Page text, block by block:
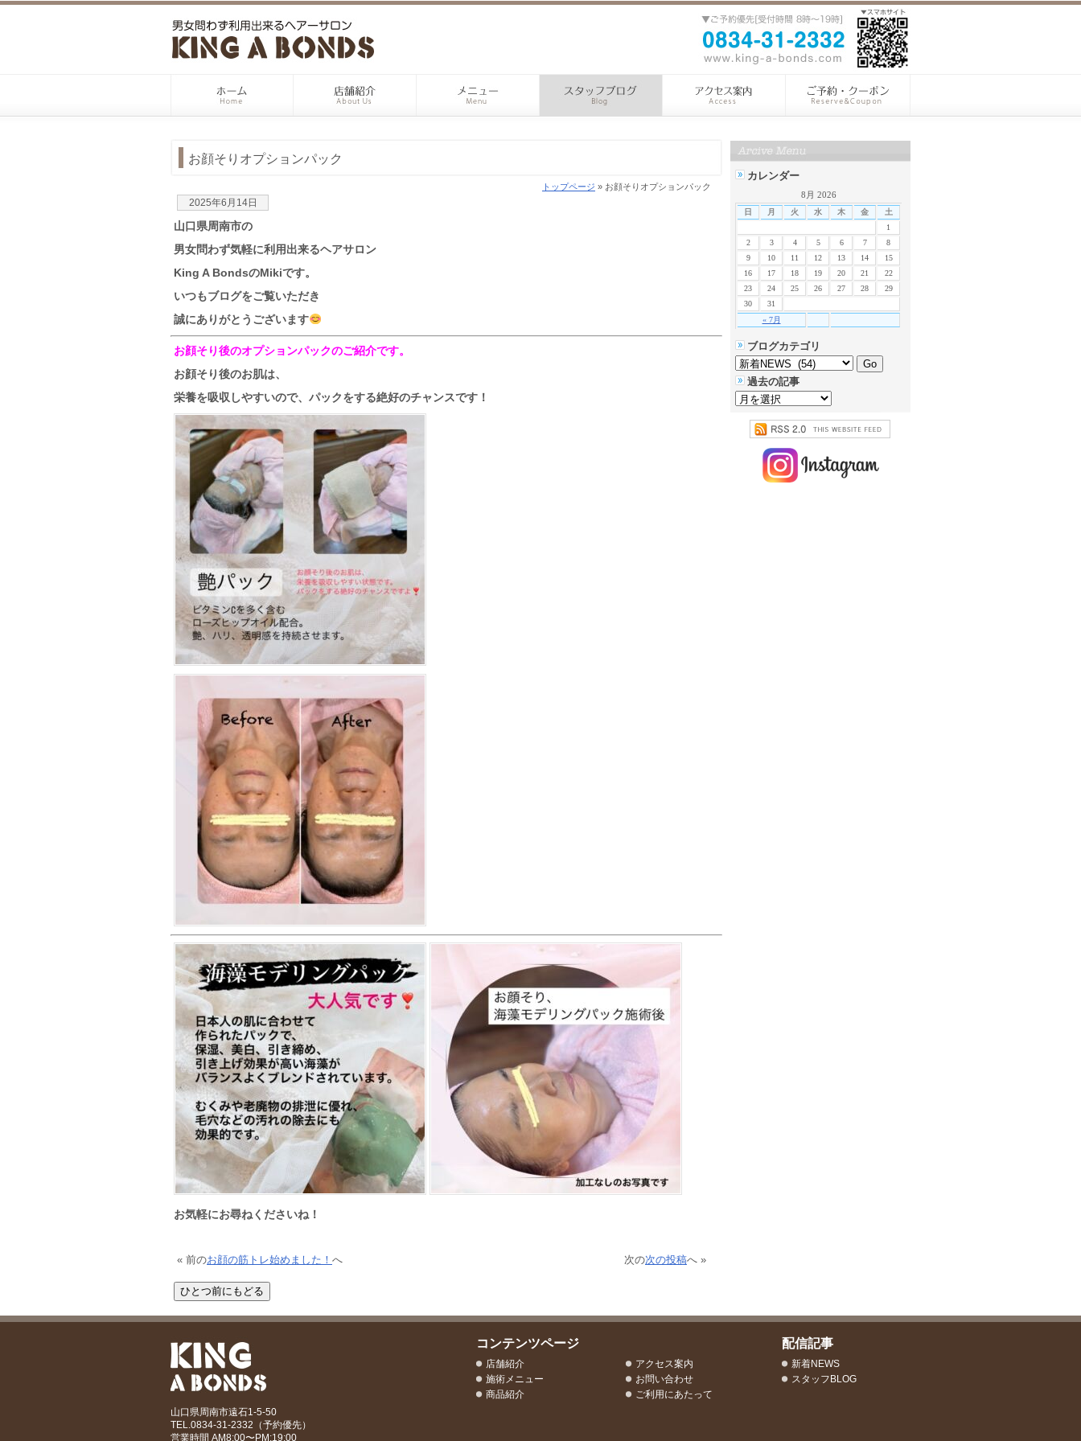
カレンダー
8月 2026
日 月 火 水 木 金 土
« 7月
1
2
3 4 5 6 7
8
9
10 11 12 13 14
15
16
17 18 19 20 21
22
23
24 25 26 27 28
29
30
31
ブログカテゴリ
過去の記事
お顔そりオプションパック
トップページ » お顔そりオプションパック
2025年6月14日
山口県周南市の
男女問わず気軽に利用出来るヘアサロン
King A BondsのMikiです。
いつもブログをご覧いただき
誠にありがとうございます
お顔そり後のオプションパックのご紹介です。
お顔そり後のお肌は、
栄養を吸収しやすいので、パックをする絶好のチャンスです！
お気軽にお尋ねくださいね！
« 前のお顔の筋トレ始めました！ へ 次の次の投稿へ »
山口県周南市遠石1-5-50
TEL.0834-31-2332（予約優先）
営業時間 AM8:00〜PM:19:00
コンテンツページ
店舗紹介
施術メニュー
商品紹介
アクセス案内
お問い合わせ
ご利用にあたって
配信記事
新着NEWS
スタッフBLOG